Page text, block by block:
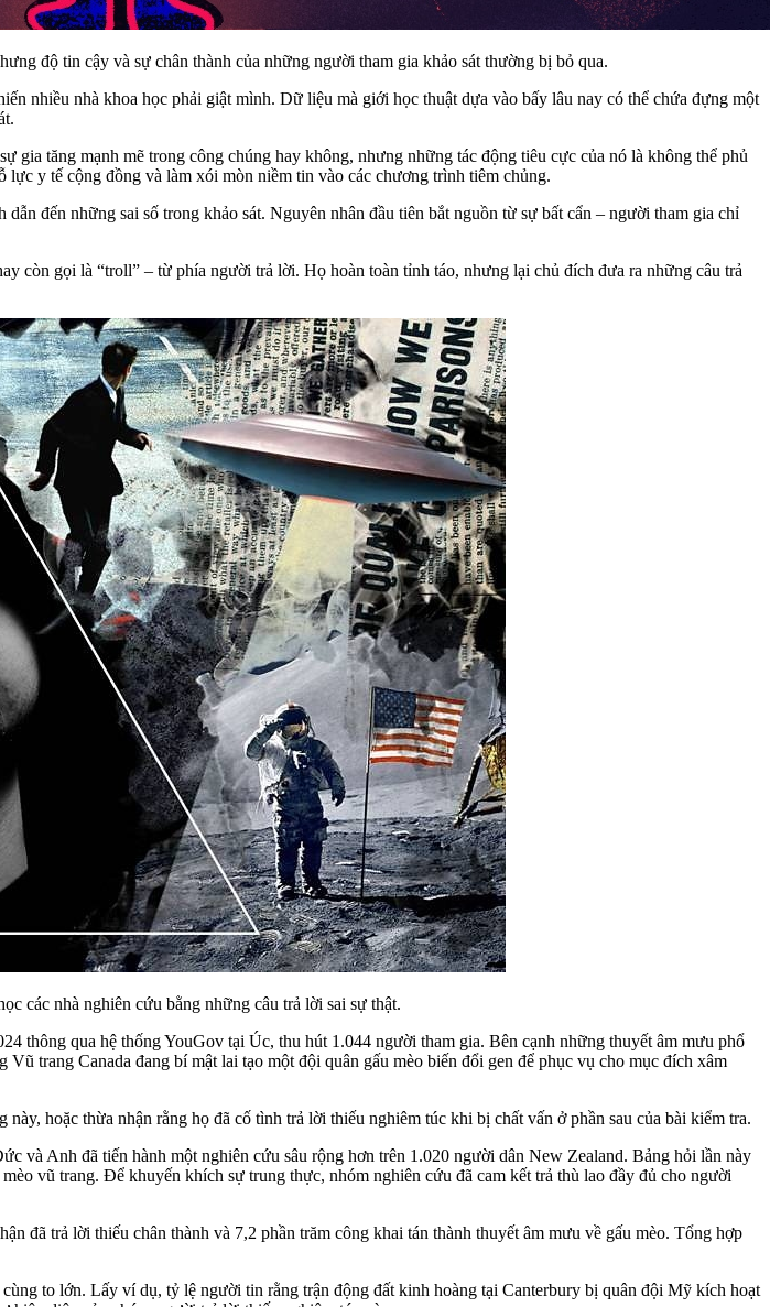
độ tin cậy và sự chân thành của những người tham gia khảo sát thường bị bỏ qua.
nhiều nhà khoa học phải giật mình. Dữ liệu mà giới học thuật dựa vào bấy lâu nay có thể chứa đựng một
tăng mạnh mẽ trong công chúng hay không, nhưng những tác động tiêu cực của nó là không thể phủ
y tế cộng đồng và làm xói mòn niềm tin vào các chương trình tiêm chủng.
đến những sai số trong khảo sát. Nguyên nhân đầu tiên bắt nguồn từ sự bất cẩn – người tham gia chỉ
còn gọi là “troll” – từ phía người trả lời. Họ hoàn toàn tỉnh táo, nhưng lại chủ đích đưa ra những câu trả
các nhà nghiên cứu bằng những câu trả lời sai sự thật.
thông qua hệ thống YouGov tại Úc, thu hút 1.044 người tham gia. Bên cạnh những thuyết âm mưu phổ
trang Canada đang bí mật lai tạo một đội quân gấu mèo biến đổi gen để phục vụ cho mục đích xâm
hoặc thừa nhận rằng họ đã cố tình trả lời thiếu nghiêm túc khi bị chất vấn ở phần sau của bài kiểm tra.
và Anh đã tiến hành một nghiên cứu sâu rộng hơn trên 1.020 người dân New Zealand. Bảng hỏi lần này
vũ trang. Để khuyến khích sự trung thực, nhóm nghiên cứu đã cam kết trả thù lao đầy đủ cho người
đã trả lời thiếu chân thành và 7,2 phần trăm công khai tán thành thuyết âm mưu về gấu mèo. Tổng hợp
to lớn. Lấy ví dụ, tỷ lệ người tin rằng trận động đất kinh hoàng tại Canterbury bị quân đội Mỹ kích hoạt